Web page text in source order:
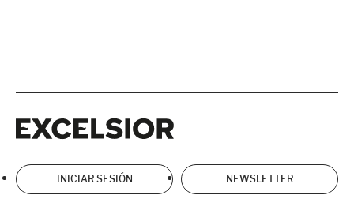
INICIAR SESIÓN NEWSLETTER